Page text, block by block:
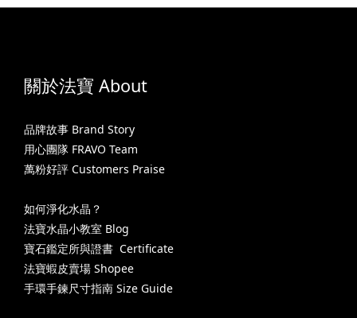
關於法寶 About
品牌故事 Brand Story
用心團隊 FRAVO Team
萬粉好評 Customers Praise
如何淨化水晶？
法寶水晶小教室 Blog
寶石鑑定所與證書 Certificate
法寶蝦皮賣場 Shopee
手環手鍊尺寸指南 Size Guide